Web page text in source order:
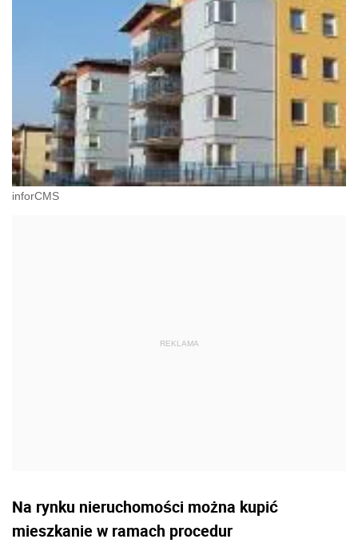
inforCMS
Na rynku nieruchomości można kupić
mieszkanie w ramach procedur